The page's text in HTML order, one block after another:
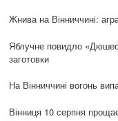
Жнива на Вінниччині:
Яблучне повидло
заготовки
На Вінниччині вогонь
Вінниця 10 серпня